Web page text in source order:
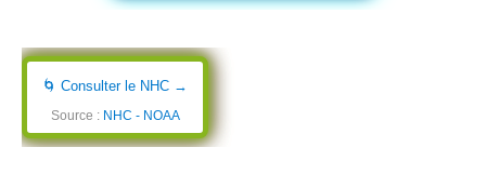
🌀 Consulter le NHC →
Source : NHC - NOAA